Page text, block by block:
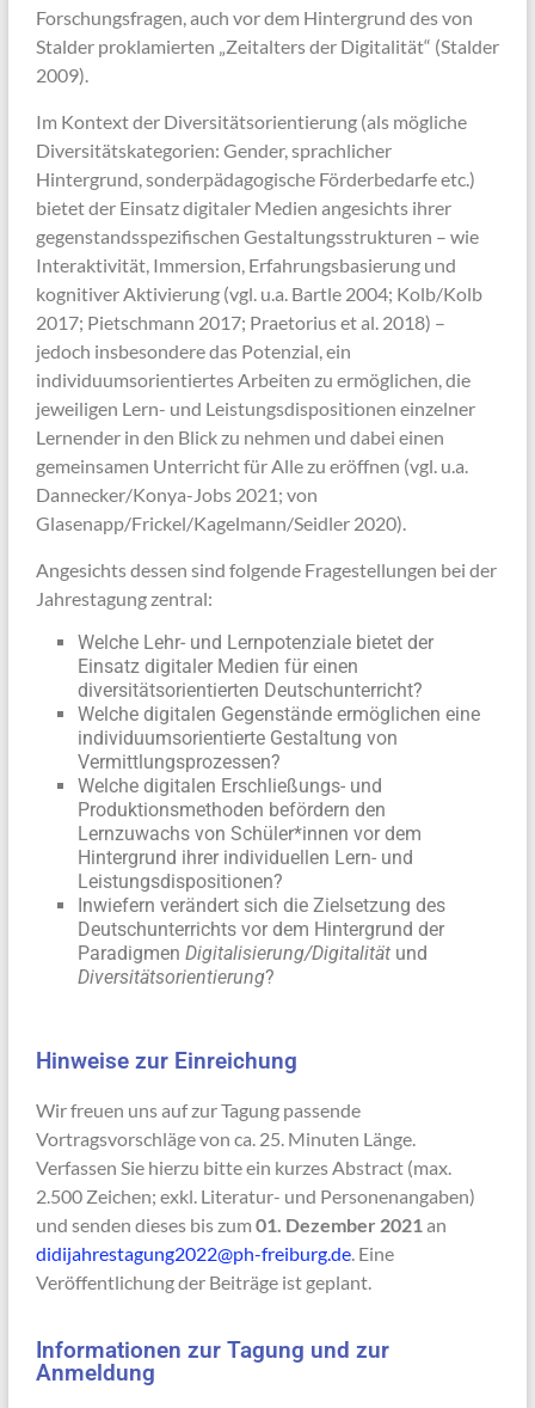
Forschungsfragen, auch vor dem Hintergrund des von
Stalder proklamierten „Zeitalters der Digitalität“ (Stalder
2009).
Im Kontext der Diversitätsorientierung (als mögliche
Diversitätskategorien: Gender, sprachlicher
Hintergrund, sonderpädagogische Förderbedarfe etc.)
bietet der Einsatz digitaler Medien angesichts ihrer
gegenstandsspezifischen Gestaltungsstrukturen – wie
Interaktivität, Immersion, Erfahrungsbasierung und
kognitiver Aktivierung (vgl. u.a. Bartle 2004; Kolb/Kolb
2017; Pietschmann 2017; Praetorius et al. 2018) –
jedoch insbesondere das Potenzial, ein
individuumsorientiertes Arbeiten zu ermöglichen, die
jeweiligen Lern- und Leistungsdispositionen einzelner
Lernender in den Blick zu nehmen und dabei einen
gemeinsamen Unterricht für Alle zu eröffnen (vgl. u.a.
Dannecker/Konya-Jobs 2021; von
Glasenapp/Frickel/Kagelmann/Seidler 2020).
Angesichts dessen sind folgende Fragestellungen bei der
Jahrestagung zentral:
Welche Lehr- und Lernpotenziale bietet der
Einsatz digitaler Medien für einen
diversitätsorientierten Deutschunterricht?
Welche digitalen Gegenstände ermöglichen eine
individuumsorientierte Gestaltung von
Vermittlungsprozessen?
Welche digitalen Erschließungs- und
Produktionsmethoden befördern den
Lernzuwachs von Schüler*innen vor dem
Hintergrund ihrer individuellen Lern- und
Leistungsdispositionen?
Inwiefern verändert sich die Zielsetzung des
Deutschunterrichts vor dem Hintergrund der
Paradigmen Digitalisierung/Digitalitätund
Diversitätsorientierung?
Hinweise zur Einreichung
Wir freuen uns auf zur Tagung passende
Vortragsvorschläge von ca. 25. Minuten Länge.
Verfassen Sie hierzu bitte ein kurzes Abstract (max.
2.500 Zeichen; exkl. Literatur- und Personenangaben)
und senden dieses bis zum 01. Dezember 2021 an
didijahrestagung2022@ph-freiburg.de. Eine
Veröffentlichung der Beiträge ist geplant.
Informationen zur Tagung und zur
Anmeldung